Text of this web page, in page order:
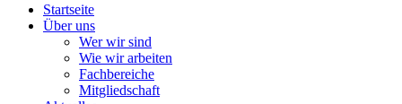
Startseite
Über uns
Wer wir sind
Wie wir arbeiten
Fachbereiche
Mitgliedschaft